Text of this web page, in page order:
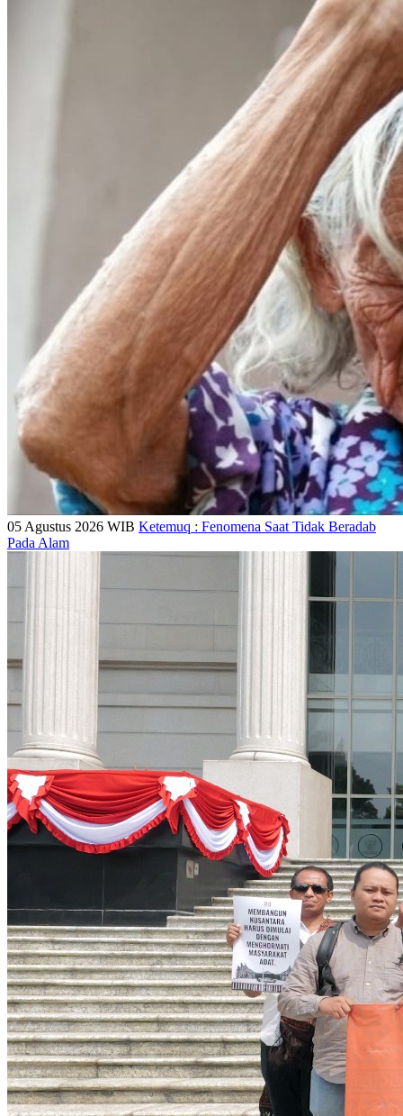
05 Agustus 2026 WIB Ketemuq : Fenomena Saat Tidak Beradab
Pada Alam